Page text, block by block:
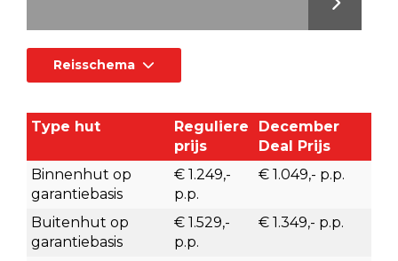
Reisschema
Type hut
Reguliere
prijs
December
Deal Prijs
Binnenhut op
garantiebasis
€ 1.249,-
p.p.
€ 1.049,- p.p.
Buitenhut op
garantiebasis
€ 1.529,-
p.p.
€ 1.349,- p.p.